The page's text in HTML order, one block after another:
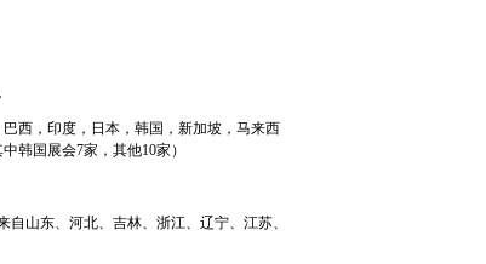
西，印度，日本，韩国，新加坡，马来西
韩国展会7家，其他10家）
山东、河北、吉林、浙江、辽宁、江苏、